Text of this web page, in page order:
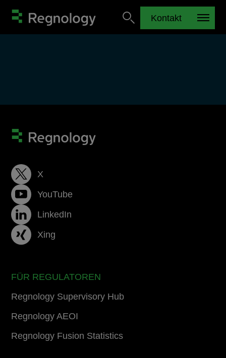
Kontakt
X
YouTube
LinkedIn
Xing
FÜR REGULATOREN
Regnology Supervisory Hub
Regnology AEOI
Regnology Fusion Statistics